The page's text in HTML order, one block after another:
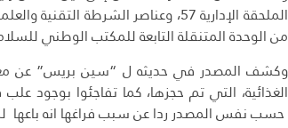
الملحقة الإدارية 57، وعناصر
من الوحدة المتنقلة التابعة للمكتب الوطني
وكشف المصدر في حديثه ل “سين بريس” عن
الغذائية، التي تم حجزها، كما تفاجئوا بوجود
حسب نفس المصدر ردا عن سبب فراغها انه